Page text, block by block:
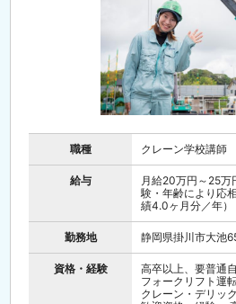
職種 クレーン学校講師
給与
月給20万円～25万
験・年齢により応
績4.0ヶ月分／年）
勤務地 静岡県掛川市大池
資格・経験
高卒以上、要普通
フォークリフト運
クレーン・デリッ